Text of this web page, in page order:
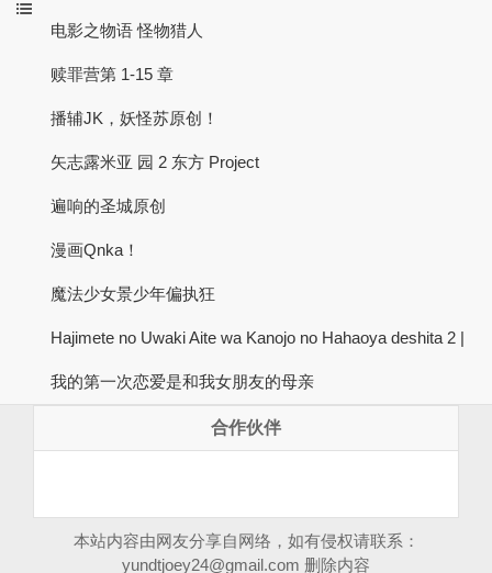
电影之物语 怪物猎人
赎罪营第 1-15 章
播辅JK，妖怪苏原创！
矢志露米亚 园 2 东方 Project
遍响的圣城原创
漫画Qnka！
魔法少女景少年偏执狂
Hajimete no Uwaki Aite wa Kanojo no Hahaoya deshita 2 |
我的第一次恋爱是和我女朋友的母亲
合作伙伴
本站内容由网友分享自网络，如有侵权请联系：
yundtjoey24@gmail.com 删除内容